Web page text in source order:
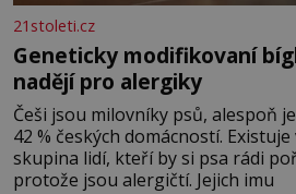
21stoleti.cz
Geneticky modifikovaní
nadějí pro alergiky
Češi jsou milovníky psů, alespoň
42 % českých domácností.
skupina lidí, kteří by si psa rádi
protože jsou alergičtí. Jejich imu